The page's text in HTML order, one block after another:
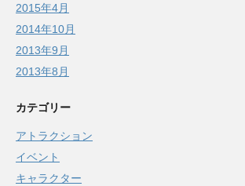
2015年4月
2014年10月
2013年9月
2013年8月
カテゴリー
アトラクション
イベント
キャラクター